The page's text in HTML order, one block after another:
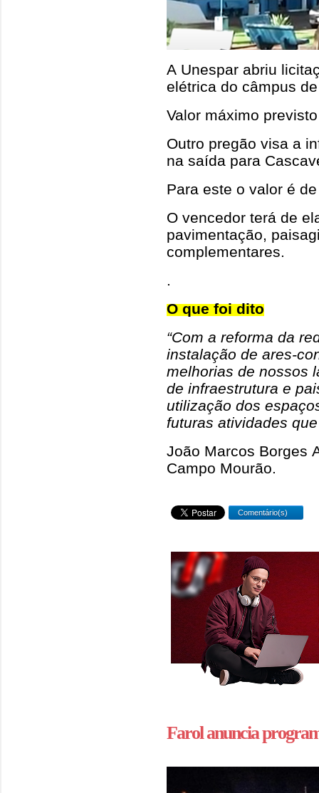
A Unespar abriu
elétrica do câmpus
Valor máximo
Outro pregão visa a
na saída para
Para este o valor é
O vencedor terá de
pavimentação,
complementares.
.
O que foi dito
“Com a reforma da
instalação de ares-
melhorias de nossos
de infraestrutura e
utilização dos
futuras atividades
João Marcos Borges
Campo Mourão.
Comentário(s)
Farol anuncia